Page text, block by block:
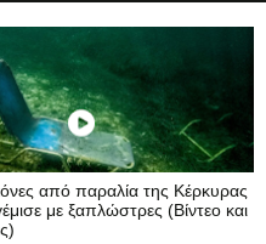
από παραλία της Κέρκυρας
με ξαπλώστρες (Βίντεο και